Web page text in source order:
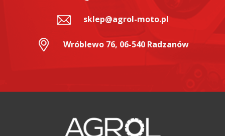
sklep@agrol-moto.pl
Wróblewo 76, 06-540 Radzanów